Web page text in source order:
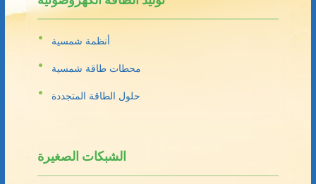
أنظمة شمسية
محطات طاقة شمسية
حلول الطاقة المتجددة
الشبكات الصغيرة